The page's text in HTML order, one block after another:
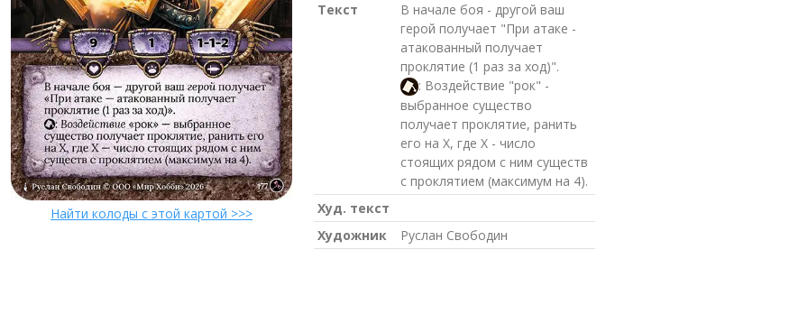
Найти колоды с этой картой >>>
Текст
В начале боя - другой ваш
герой получает "При атаке -
атакованный получает
проклятие (1 раз за ход)".
: Воздействие "рок" -
выбранное существо
получает проклятие, ранить
его на X, где X - число
стоящих рядом с ним существ
с проклятием (максимум на 4).
Худ. текст
Художник
Руслан Свободин